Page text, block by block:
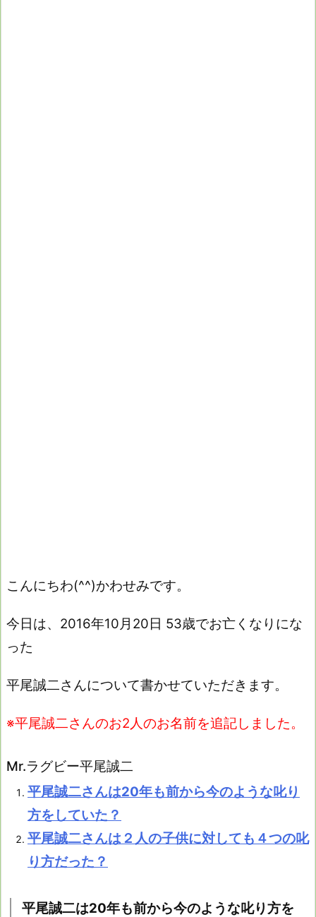
こんにちわ(^^)かわせみです。
今日は、2016年10月20日 53歳でお亡くなりにな
った
平尾誠二さんについて書かせていただきます。
※平尾誠二さんのお2人のお名前を追記しました。
Mr.ラグビー平尾誠二
平尾誠二さんは20年も前から今のような叱り
方をしていた？
平尾誠二さんは２人の子供に対しても４つの叱
り方だった？
平尾誠二は20年も前から今のような叱り方を